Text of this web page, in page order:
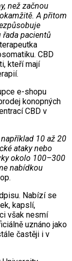
než začnou
A přitom
pacientů
CBD
kteří mají
e-shopu
konopných
CBD v
10 až 20
ataky nebo
okolo 100–300
nabídkou
Nabízí se
kapslí,
však nesmí
uznáno jako
častěji i v